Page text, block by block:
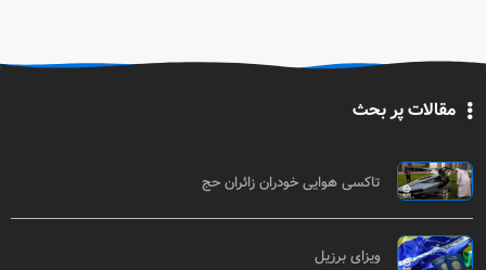
مقالات پر بحث
تاکسی هوایی خودران زائران حج
ویزای برزیل